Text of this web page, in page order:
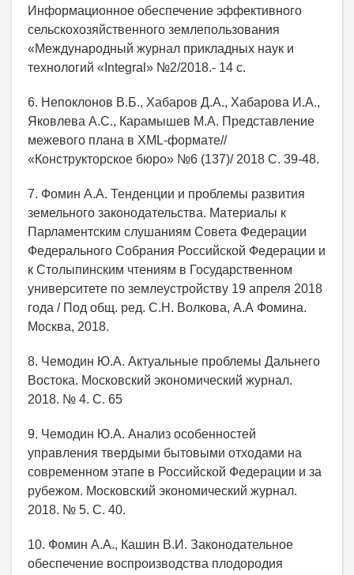
Информационное обеспечение эффективного
сельскохозяйственного землепользования
«Международный журнал прикладных наук и
технологий «Integral» №2/2018.- 14 с.
6. Непоклонов В.Б., Хабаров Д.А., Хабарова И.А.,
Яковлева А.С., Карамышев М.А. Представление
межевого плана в XML-формате//
«Конструкторское бюро» №6 (137)/ 2018 С. 39-48.
7. Фомин А.А. Тенденции и проблемы развития
земельного законодательства. Материалы к
Парламентским слушаниям Совета Федерации
Федерального Собрания Российской Федерации и
к Столыпинским чтениям в Государственном
университете по землеустройству 19 апреля 2018
года / Под общ. ред. С.Н. Волкова, А.А Фомина.
Москва, 2018.
8. Чемодин Ю.А. Актуальные проблемы Дальнего
Востока. Московский экономический журнал.
2018. № 4. С. 65
9. Чемодин Ю.А. Анализ особенностей
управления твердыми бытовыми отходами на
современном этапе в Российской Федерации и за
рубежом. Московский экономический журнал.
2018. № 5. С. 40.
10. Фомин А.А., Кашин В.И. Законодательное
обеспечение воспроизводства плодородия